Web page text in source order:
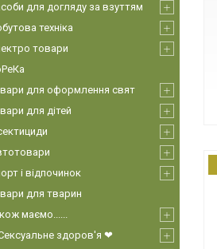
для догляду за взуттям
техніка
товари
для оформлення свят
для дітей
і відпочинок
для тварин
маємо......
здоров'я ❤